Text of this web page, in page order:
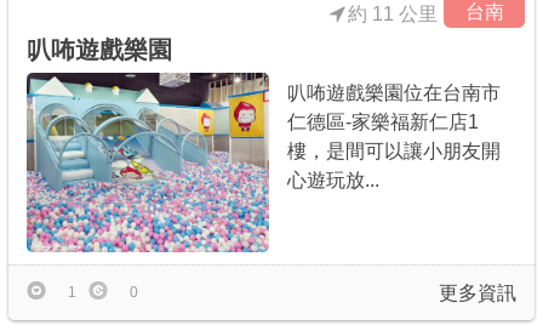
台南
叭咘遊戲樂園
約 11 公里
叭咘遊戲樂園位在台南市
仁德區-家樂福新仁店1
樓，是間可以讓小朋友開
心遊玩放...
更多資訊
1 0